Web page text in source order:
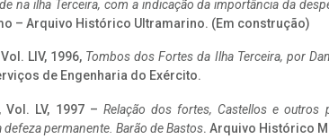
na ilha Terceira, com a indicação da importância da
– Arquivo Histórico Ultramarino. (Em construção)
LIV, 1996, Tombos dos Fortes da Ilha Terceira, por
de Engenharia do Exército.
Vol. LV, 1997 – Relação dos fortes, Castellos e
permanente. Barão de Bastos. Arquivo Histórico